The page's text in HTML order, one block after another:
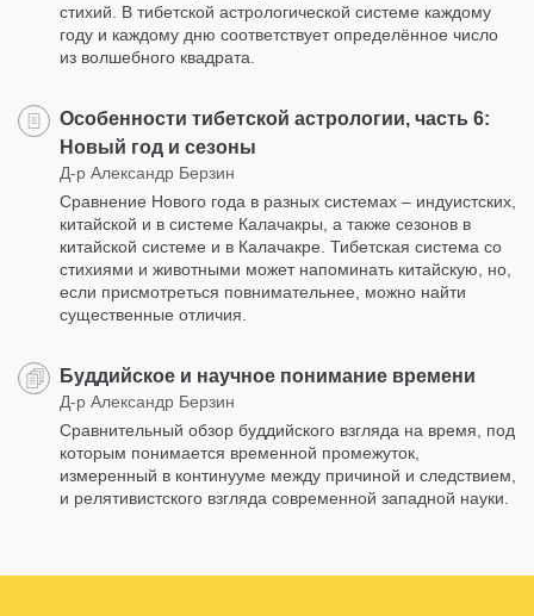
стихий. В тибетской астрологической системе каждому
году и каждому дню соответствует определённое число
из волшебного квадрата.
Особенности тибетской астрологии, часть 6:
Новый год и сезоны
Д-р Александр Берзин
Сравнение Нового года в разных системах – индуистских,
китайской и в системе Калачакры, а также сезонов в
китайской системе и в Калачакре. Тибетская система со
стихиями и животными может напоминать китайскую, но,
если присмотреться повнимательнее, можно найти
существенные отличия.
Буддийское и научное понимание времени
Д-р Александр Берзин
Сравнительный обзор буддийского взгляда на время, под
которым понимается временной промежуток,
измеренный в континууме между причиной и следствием,
и релятивистского взгляда современной западной науки.